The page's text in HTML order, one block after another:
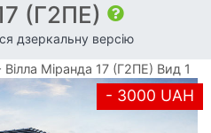
(Г2ПЕ)
дзеркальну версію
Міранда 17 (Г2ПЕ) Вид 1
- 3000 UAH